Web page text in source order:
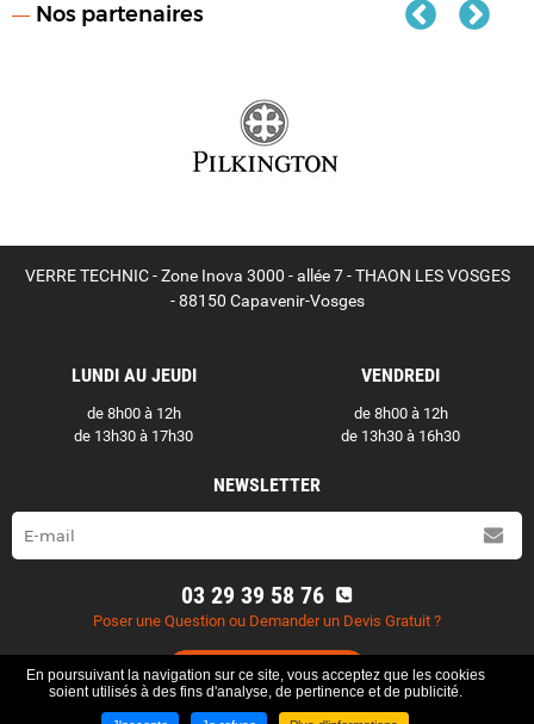
Nos partenaires
VERRE TECHNIC - Zone Inova 3000 - allée 7 - THAON LES VOSGES
- 88150 Capavenir-Vosges
LUNDI AU JEUDI
de 8h00 à 12h
de 13h30 à 17h30
VENDREDI
de 8h00 à 12h
de 13h30 à 16h30
NEWSLETTER
03 29 39 58 76
Poser une Question ou Demander un Devis Gratuit ?
Contactez-nous
En poursuivant la navigation sur ce site, vous acceptez que les cookies
soient utilisés à des fins d'analyse, de pertinence et de publicité.